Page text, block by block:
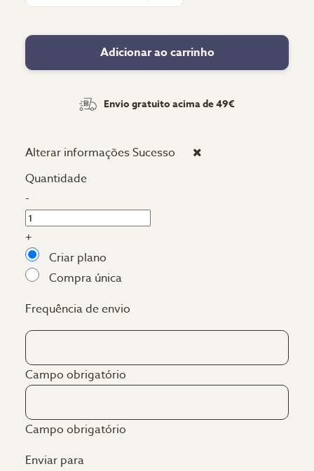
Adicionar ao carrinho
Envio gratuito acima de 49€
Alterar informaçõesSucesso
Quantidade
-
+
Criar plano
Compra única
Frequência de envio
Campo obrigatório
Campo obrigatório
Enviar para